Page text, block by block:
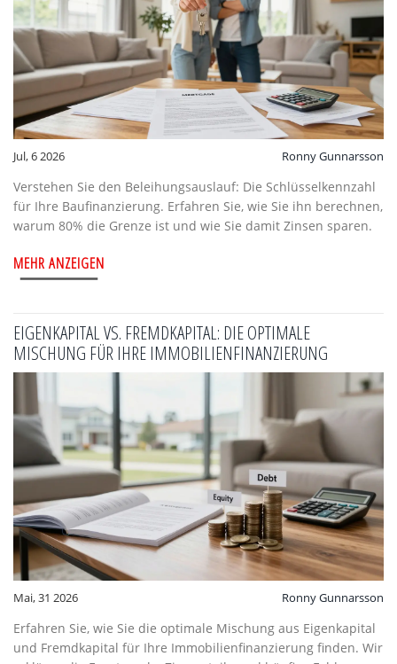
Jul, 6 2026 Ronny Gunnarsson
Verstehen Sie den Beleihungsauslauf: Die Schlüsselkennzahl
für Ihre Baufinanzierung. Erfahren Sie, wie Sie ihn berechnen,
warum 80% die Grenze ist und wie Sie damit Zinsen sparen.
MEHR ANZEIGEN
EIGENKAPITAL VS. FREMDKAPITAL: DIE OPTIMALE
MISCHUNG FÜR IHRE IMMOBILIENFINANZIERUNG
Mai, 31 2026 Ronny Gunnarsson
Erfahren Sie, wie Sie die optimale Mischung aus Eigenkapital
und Fremdkapital für Ihre Immobilienfinanzierung finden. Wir